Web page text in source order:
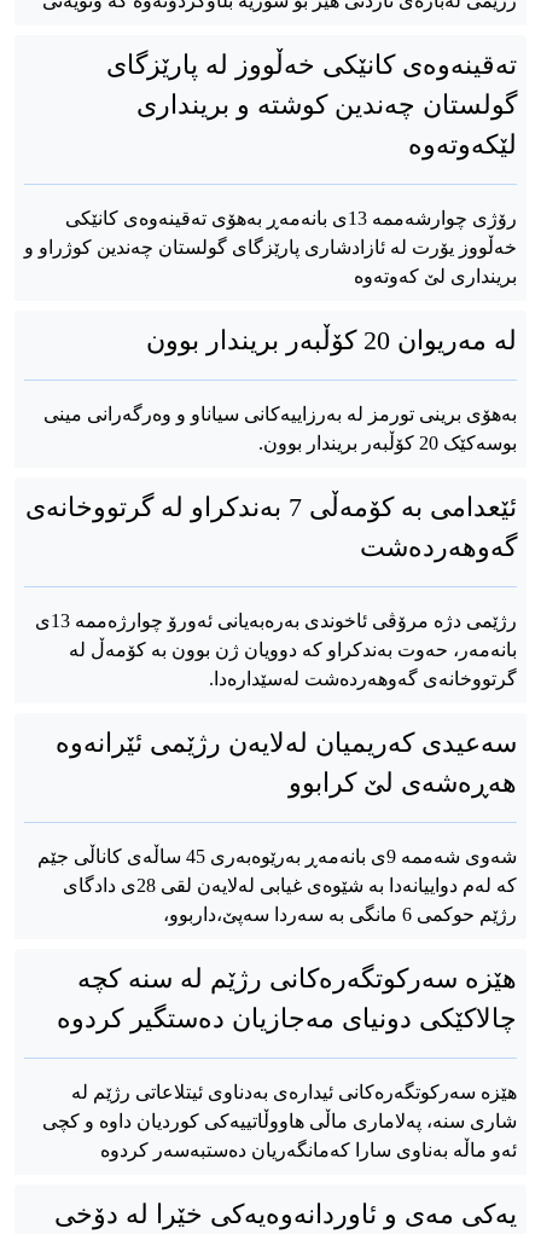
تەقینەوەی کانێکی خەڵووز لە پارێزگای
گولستان چەندین کوشتە و برینداری
لێکەوتەوە
رۆژی چوارشەممە 13ی بانەمەڕ بەهۆی تەقینەوەی کانێکی
خەڵووز یۆرت لە ئازادشاری پارێزگای گولستان چەندین کوژراو و
برینداری لێ کەوتەوە
لە مەریوان 20 کۆڵبەر بریندار بوون
بەهۆی برینی تورمز لە بەرزاییەکانی سیاناو و وەرگەرانی مینی
بوسەکێک 20 کۆڵبەر بریندار بوون.
ئێعدامی بە کۆمەڵی 7 بەندکراو لە گرتووخانەی
گەوهەردەشت
رژێمی دژە مرۆڤی ئاخوندی بەرەبەیانی ئەورۆ چوارژەممە 13ی
بانەمەر، حەوت بەندکراو کە دوویان ژن بوون بە کۆمەڵ لە
گرتووخانەی گەوهەردەشت لەسێدارەدا.
سەعیدی کەریمیان لەلایەن رژێمی ئێرانەوە
هەڕەشەی لێ کرابوو
شەوی شەممە 9ی بانەمەڕ بەرێوەبەری 45 ساڵەی کاناڵی جێم
کە لەم دواییانەدا بە شێوەی غیابی لەلایەن لقی 28ی دادگای
رژێم حوکمی 6 مانگی بە سەردا سەپێ،داربوو،
هێزە سەرکوتگەرەکانی رژێم لە سنە کچە
چالاکێکی دونیای مەجازیان دەستگیر کردوە
هێزە سەرکوتگەرەکانی ئیدارەی بەدناوی ئیتلاعاتی رژێم لە
شاری سنە، پەلاماری ماڵی هاووڵاتییەکی کوردیان داوە و کچی
ئەو ماڵە بەناوی سارا کەمانگەریان دەستبەسەر کردوە
یەکی مەی و ئاوردانەوەیەکی خێرا لە دۆخی